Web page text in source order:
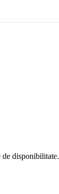
disponibilitate.